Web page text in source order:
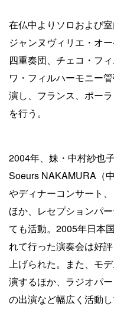
在仏中よりソロおよび
ジャンヌヴィリエ・オ
四重奏団、チェコ・フ
ワ・フィルハーモニー
演し、フランス、ポー
を行う。
2004年、妹・中村紗也
Soeurs NAKAMURA（
やディナーコンサート
ほか、レセプションパ
ても活動。2005年日本
れて行った演奏会は好
上げられた。また、モ
演するほか、ラジオパ
の出演など幅広く活動し